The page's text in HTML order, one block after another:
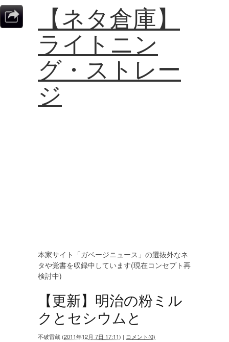
【ネタ倉庫】
ライトニン
グ・ストレー
ジ
本家サイト「ガベージニュース」の選抜外なネ
タや覚書を収録中しています(現在コンセプト再
検討中)
【更新】明治の粉ミル
クとセシウムと
不破雷蔵 (2011年12月 7日 17:11) | コメント(0)